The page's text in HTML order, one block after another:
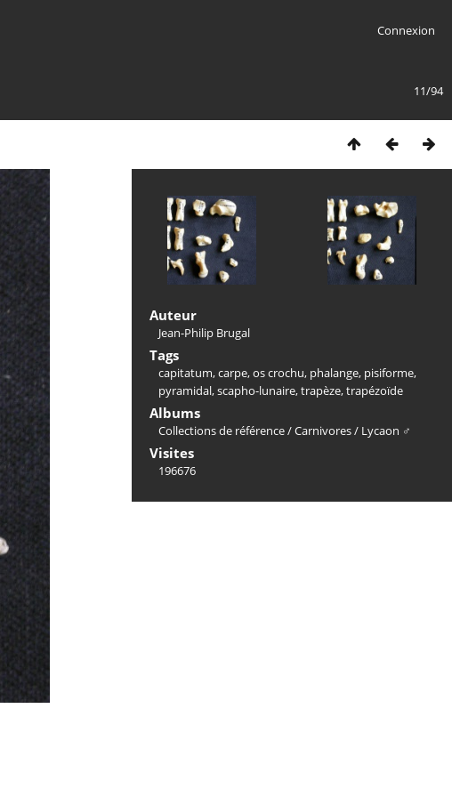
Connexion
11/94
Auteur
Jean-Philip Brugal
Tags
capitatum,carpe,os crochu, phalange, pisiforme,
pyramidal,scapho-lunaire,trapèze,trapézoïde
Albums
Collections de référence/Carnivores/ Lycaon ♂
Visites
196676